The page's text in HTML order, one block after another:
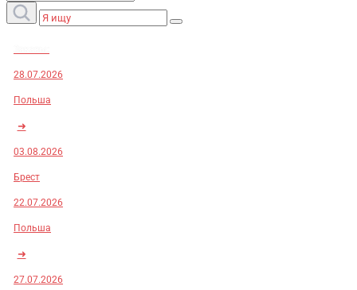
28.07.2026
Польша
➜
03.08.2026
Брест
22.07.2026
Польша
➜
27.07.2026